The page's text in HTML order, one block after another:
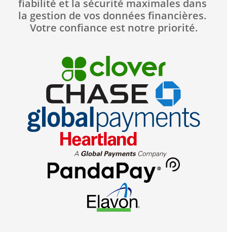
fiabilité et la sécurité maximales dans
la gestion de vos données financières.
Votre confiance est notre priorité.